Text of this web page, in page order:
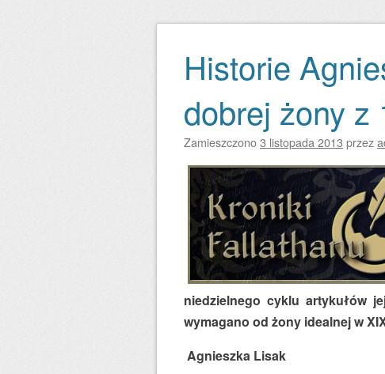
Zobacz wpisy
Historie
dobrej żony z
Zamieszczono3 listopada 2013 przez
niedzielnego cyklu artykułów
wymagano od żony idealnej w
Agnieszka Lisak